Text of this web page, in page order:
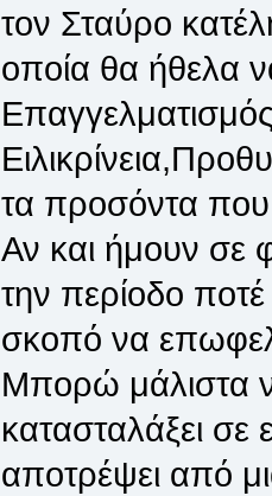
τον Σταύρο
οποία θα ήθελα
τα προσόντα
Αν και ήμουν σε
την περίοδο
σκοπό να
Μπορώ μάλιστα
κατασταλάξει
αποτρέψει από